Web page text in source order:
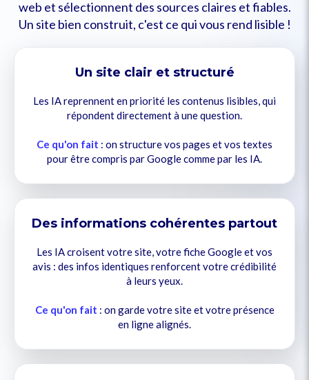
web et sélectionnent des sources claires et fiables.
Un site bien construit, c'est ce qui vous rend lisible !
Un site clair et structuré
Les IA reprennent en priorité les contenus lisibles, qui
répondent directement à une question.
Ce qu'on fait : on structure vos pages et vos textes
pour être compris par Google comme par les IA.
Des informations cohérentes partout
Les IA croisent votre site, votre fiche Google et vos
avis : des infos identiques renforcent votre crédibilité
à leurs yeux.
Ce qu'on fait : on garde votre site et votre présence
en ligne alignés.​​​